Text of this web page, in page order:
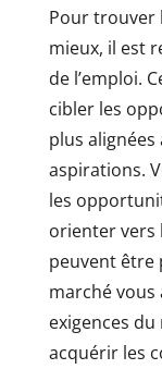
Pour trouver
mieux, il est
de l’emploi.
cibler les
plus alignées
aspirations.
les
orienter vers
peuvent être
marché vous
exigences
acquérir les